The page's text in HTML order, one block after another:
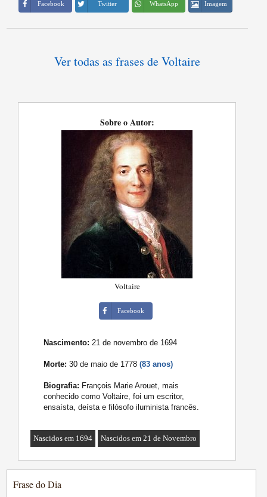
Facebook Twitter WhatsApp Imagem
Ver todas as frases de Voltaire
Sobre o Autor:
Voltaire
Facebook
Nascimento: 21 de novembro de 1694
Morte: 30 de maio de 1778(83 anos)
Biografia: François Marie Arouet, mais
conhecido como Voltaire, foi um escritor,
ensaísta, deísta e filósofo iluminista francês.
Nascidos em 1694 Nascidos em 21 de Novembro
Frase do Dia